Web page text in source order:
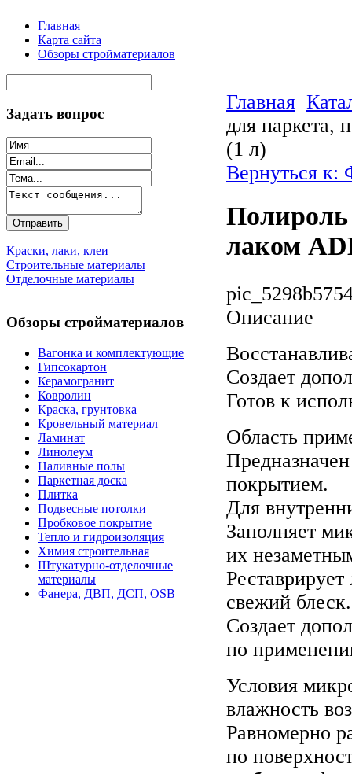
Главная
Карта сайта
Обзоры стройматериалов
Задать вопрос
Краски, лаки, клеи
Строительные материалы
Отделочные материалы
Обзоры стройматериалов
Вагонка и комплектующие
Гипсокартон
Керамогранит
Ковролин
Краска, грунтовка
Кровельный материал
Ламинат
Линолеум
Наливные полы
Паркетная доска
Плитка
Подвесные потолки
Пробковое покрытие
Тепло и гидроизоляция
Химия строительная
Штукатурно-отделочные
материалы
Фанера, ДВП, ДСП, OSB
Главная
для паркета,
(1 л)
Вернуться
Полироль
лаком
Описание
Создает
Готов к
Область
покрытием.
Для
Заполняет
их
свежий блеск.
Создает
по
Условия
влажность
Равномерно
по